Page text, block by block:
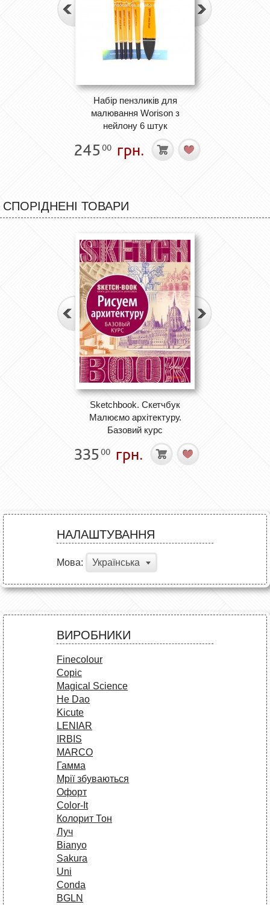
Набір пензликів для
малювання Worison з
нейлону 6 штук
245 00 грн.
СПОРІДНЕНІ ТОВАРИ
Sketchbook. Скетчбук
Малюємо архітектуру.
Базовий курс
335 00 грн.
НАЛАШТУВАННЯ
Мова: Українська
ВИРОБНИКИ
Finecolour
Copic
Magical Science
He Dao
Kicute
LENIAR
IRBIS
MARCO
Гамма
Мрії збуваються
Офорт
Сolor-It
Колорит Тон
Луч
Bianyo
Sakura
Uni
Conda
BGLN